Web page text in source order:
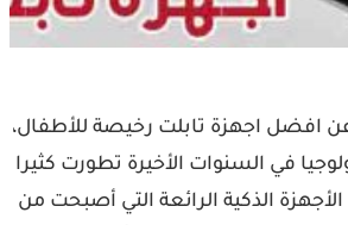
افضل اجهزة تابلت رخيصة للأطفال،
في السنوات الأخيرة تطورت كثيرا
الذكية الرائعة التي أصبحت من